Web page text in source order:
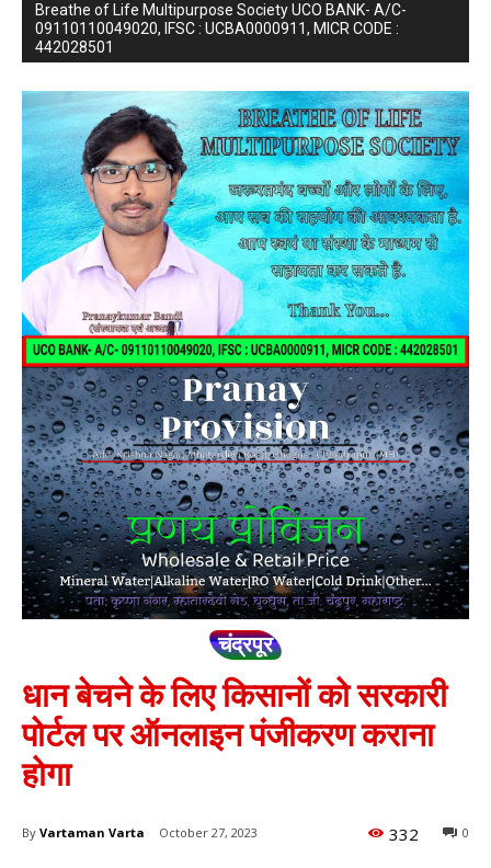
Breathe of Life Multipurpose Society UCO BANK- A/C-
09110110049020, IFSC : UCBA0000911, MICR CODE :
442028501
चंद्रपूर
धान बेचने के लिए किसानों को सरकारी
पोर्टल पर ऑनलाइन पंजीकरण कराना
होगा
By Vartaman Varta October 27, 2023 0
332